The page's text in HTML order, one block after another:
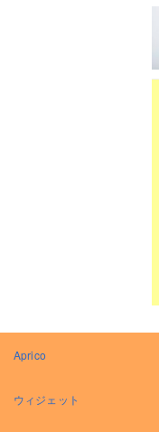
Aprico
ウィジェット